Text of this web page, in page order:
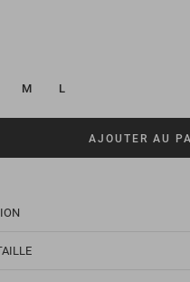
M L
AJOUTER AU